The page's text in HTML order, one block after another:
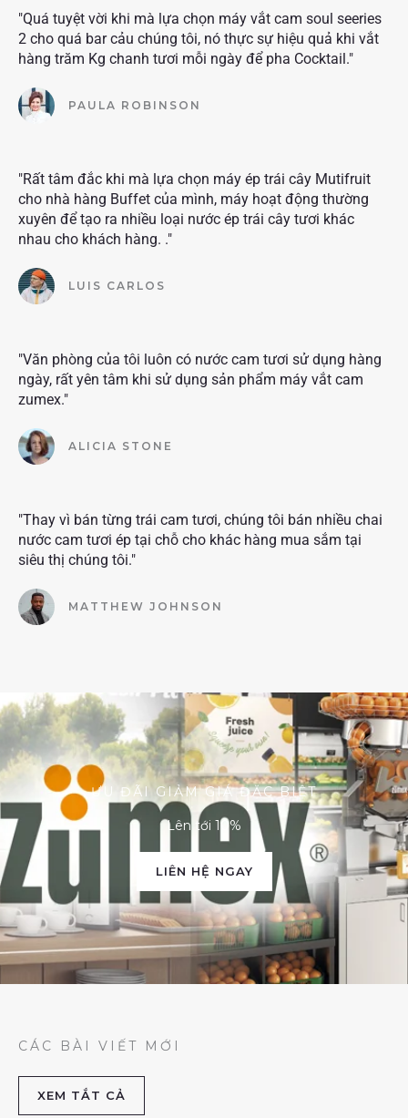
"Quá tuyệt vời khi mà lựa chọn máy vắt cam soul seeries
2 cho quá bar cảu chúng tôi, nó thực sự hiệu quả khi vắt
hàng trăm Kg chanh tươi mỗi ngày để pha Cocktail."
PAULA ROBINSON
"Rất tâm đắc khi mà lựa chọn máy ép trái cây Mutifruit
cho nhà hàng Buffet của mình, máy hoạt động thường
xuyên để tạo ra nhiều loại nước ép trái cây tươi khác
nhau cho khách hàng. ."
LUIS CARLOS
"Văn phòng của tôi luôn có nước cam tươi sử dụng hàng
ngày, rất yên tâm khi sử dụng sản phẩm máy vắt cam
zumex."
ALICIA STONE
"Thay vì bán từng trái cam tươi, chúng tôi bán nhiều chai
nước cam tươi ép tại chỗ cho khác hàng mua sắm tại
siêu thị chúng tôi."
MATTHEW JOHNSON
ƯU ĐÃI GIẢM GIÁ ĐẶC BIỆT
Lên tới 10%
LIÊN HỆ NGAY
CÁC BÀI VIẾT MỚI
XEM TẮT CẢ